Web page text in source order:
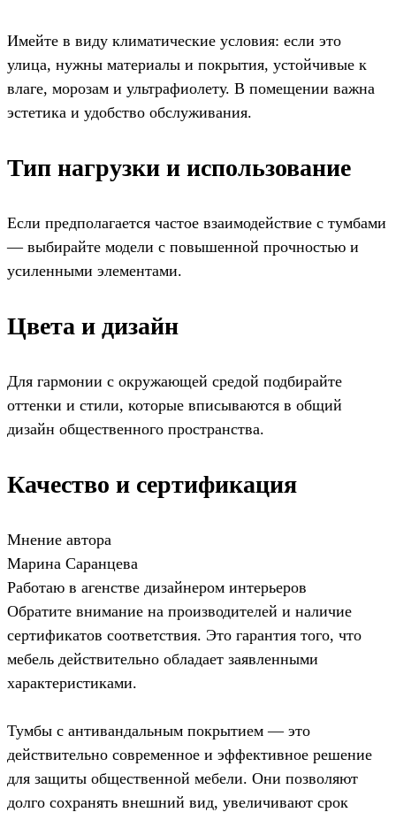
Имейте в виду климатические условия: если это
улица, нужны материалы и покрытия, устойчивые к
влаге, морозам и ультрафиолету. В помещении важна
эстетика и удобство обслуживания.
Тип нагрузки и использование
Если предполагается частое взаимодействие с тумбами
— выбирайте модели с повышенной прочностью и
усиленными элементами.
Цвета и дизайн
Для гармонии с окружающей средой подбирайте
оттенки и стили, которые вписываются в общий
дизайн общественного пространства.
Качество и сертификация
Мнение автора
Марина Саранцева
Работаю в агенстве дизайнером интерьеров
Обратите внимание на производителей и наличие
сертификатов соответствия. Это гарантия того, что
мебель действительно обладает заявленными
характеристиками.
Тумбы с антивандальным покрытием — это
действительно современное и эффективное решение
для защиты общественной мебели. Они позволяют
долго сохранять внешний вид, увеличивают срок